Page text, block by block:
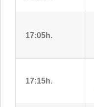
17:05h.
17:15h.